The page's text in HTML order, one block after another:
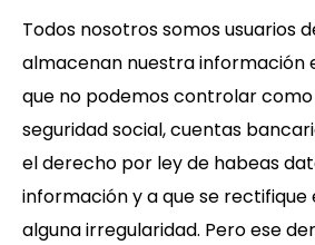
Todos nosotros somos usuarios
almacenan nuestra información
que no podemos controlar
seguridad social, cuentas
el derecho por ley de habeas
información y a que se rectifique
alguna irregularidad. Pero ese